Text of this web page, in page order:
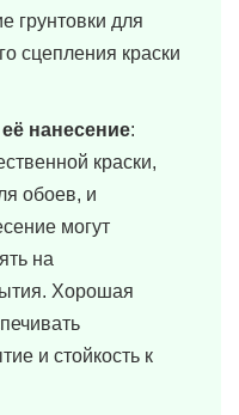
грунтовки для
сцепления краски
нанесение:
краски,
обоев, и
могут
на
Хорошая
и стойкость к